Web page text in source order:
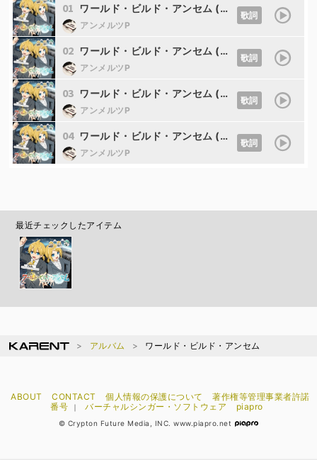
01 ワールド・ビルド・アンセム (Version 2.0) (feat. 鏡音リン&鏡音レン)
アンメルツP
歌詞
02 ワールド・ビルド・アンセム (Original Contest Version) (feat. 鏡音リン&鏡音レン)
アンメルツP
歌詞
03 ワールド・ビルド・アンセム (Version 2.0 Instrumental)
アンメルツP
歌詞
04 ワールド・ビルド・アンセム (Original Contest Version Instrumental)
アンメルツP
歌詞
最近チェックしたアイテム
アルバム ワールド・ビルド・アンセム
ABOUT CONTACT 個人情報の保護について
著作権等管理事業者許諾
番号
｜ バーチャルシンガー・ソフトウェア piapro
© Crypton Future Media, INC. www.piapro.net